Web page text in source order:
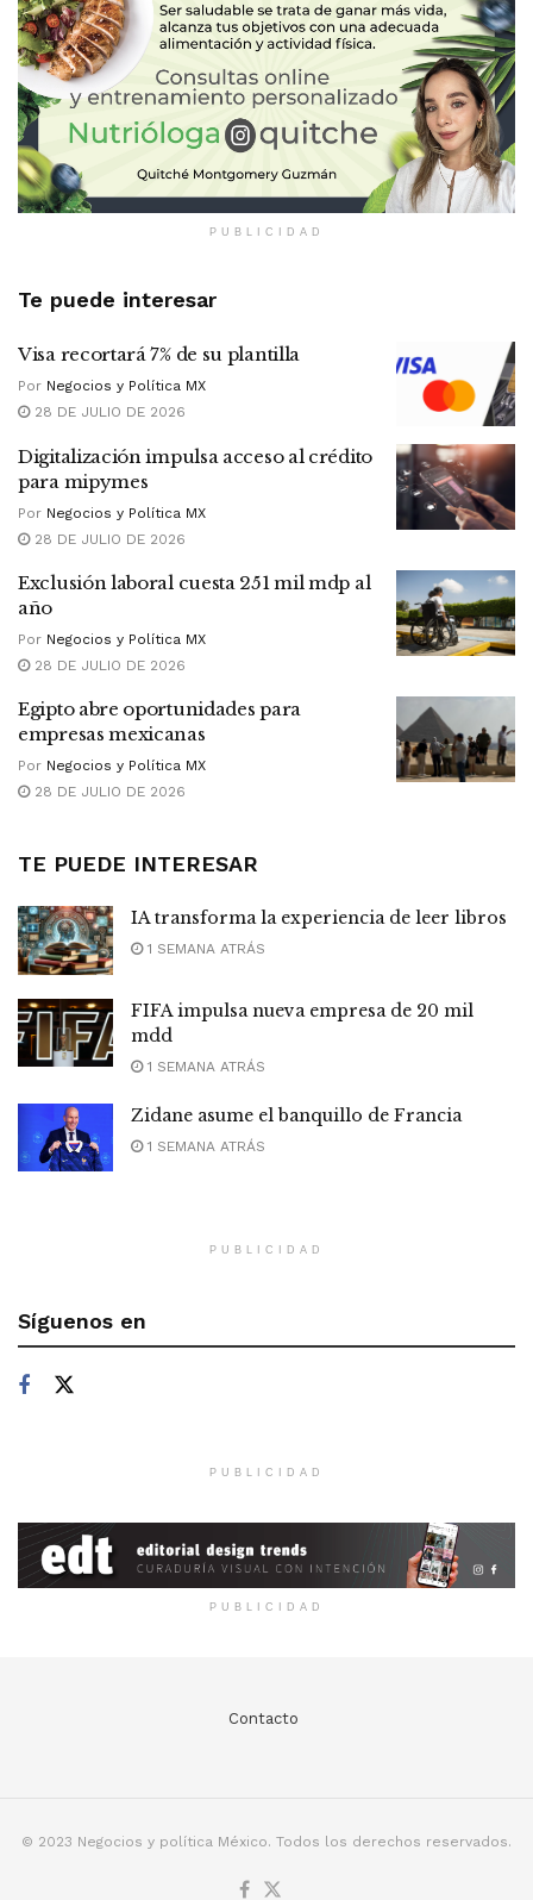
PUBLICIDAD
Te puede interesar
Visa recortará 7% de su plantilla
Por Negocios y Política MX
28 DE JULIO DE 2026
Digitalización impulsa acceso al crédito
para mipymes
Por Negocios y Política MX
28 DE JULIO DE 2026
Exclusión laboral cuesta 251 mil mdp al
año
Por Negocios y Política MX
28 DE JULIO DE 2026
Egipto abre oportunidades para
empresas mexicanas
Por Negocios y Política MX
28 DE JULIO DE 2026
TE PUEDE INTERESAR
IA transforma la experiencia de leer libros
1 SEMANA ATRÁS
FIFA impulsa nueva empresa de 20 mil
mdd
1 SEMANA ATRÁS
Zidane asume el banquillo de Francia
1 SEMANA ATRÁS
PUBLICIDAD
Síguenos en
PUBLICIDAD
PUBLICIDAD
Contacto
© 2023 Negocios y política México. Todos los derechos reservados.